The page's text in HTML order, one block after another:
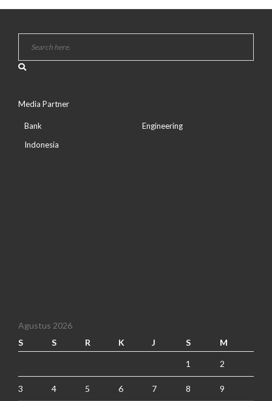
Media Partner
Bank
Indonesia
Engineering
Agustus 2026
S
S R K J S M
1 2
3 4 5 6 7 8 9